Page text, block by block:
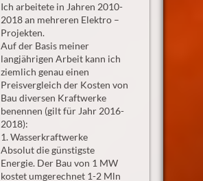
Ich arbeitete in Jahren 2010-
2018 an mehreren Elektro –
Projekten.
Auf der Basis meiner
langjährigen Arbeit kann ich
ziemlich genau einen
Preisvergleich der Kosten von
Bau diversen Kraftwerke
benennen (gilt für Jahr 2016-
2018):
1. Wasserkraftwerke
Absolut die günstigste
Energie. Der Bau von 1 MW
kostet umgerechnet 1-2 Mln